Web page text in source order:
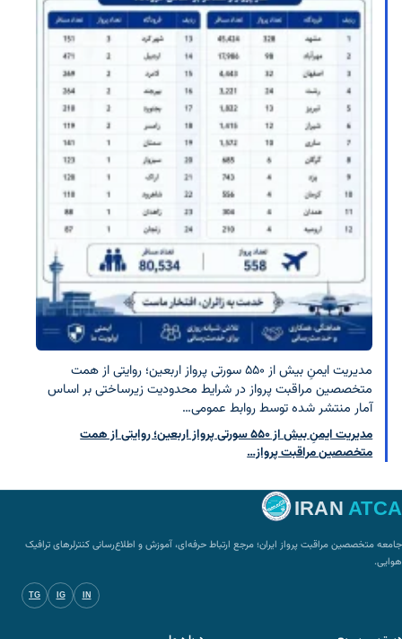
مدیریت ایمنِ بیش از ۵۵۰ سورتی پرواز اربعین؛ روایتی از همت
متخصصین مراقبت پرواز در شرایط محدودیت زیرساختی بر اساس
آمار منتشر شده توسط روابط عمومی…
مدیریت ایمنِ بیش از ۵۵۰ سورتی پرواز اربعین؛ روایتی از همت
متخصصین مراقبت پرواز…
IRAN ATCA
جامعه متخصصین مراقبت پرواز ایران؛ مرجع ارتباط حرفه‌ای، آموزش و اطلاع‌رسانی کنترلرهای ترافیک
هوایی.
TG IG IN